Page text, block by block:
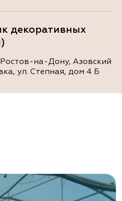
декоративных
Ростов-на-Дону, Азовский
ул. Степная, дом 4 Б
Ростов-на-Дону,
№ 37